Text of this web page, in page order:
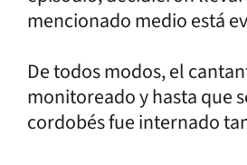
mencionado medio está
De todos modos, el
monitoreado y hasta que
cordobés fue internado